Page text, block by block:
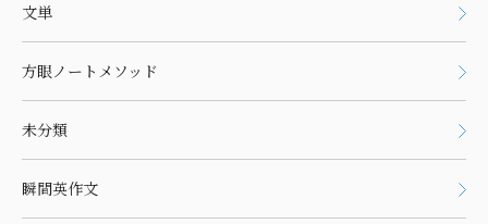
文単
方眼ノートメソッド
未分類
瞬間英作文